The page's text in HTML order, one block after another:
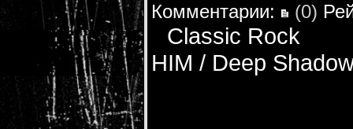
Комментарии:
(0)
Classic Rock
HIM / Deep